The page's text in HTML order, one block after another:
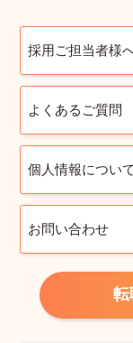
採用ご担当者様
よくあるご質問
個人情報について
お問い合わせ
転